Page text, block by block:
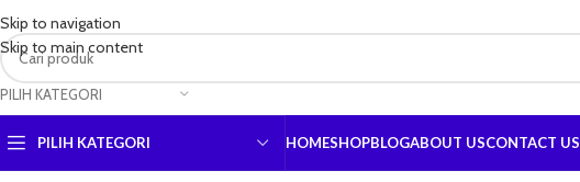
Skip to navigation
Skip to main content
PILIH KATEGORI
PILIH KATEGORI HOMESHOPBLOGABOUT USCONTACT US